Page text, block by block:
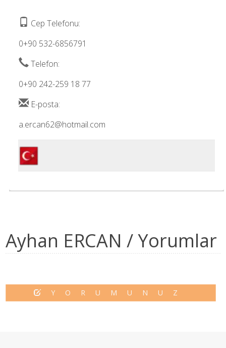
Cep Telefonu:
0+90 532-6856791
Telefon:
0+90 242-259 18 77
E-posta:
a.ercan62@hotmail.com
Ayhan ERCAN / Yorumlar
YORUMUNUZ